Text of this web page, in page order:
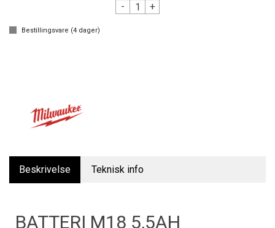
- +
Bestillingsvare (4 dager)
Beskrivelse Teknisk info
BATTERI M18 5,5AH